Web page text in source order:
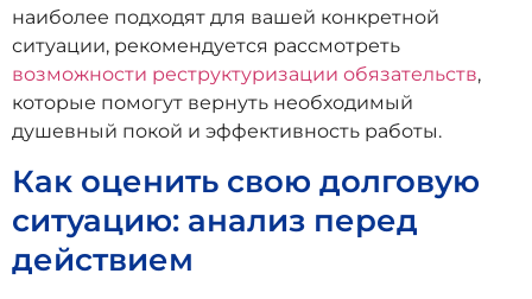
наиболее подходят для вашей конкретной
ситуации, рекомендуется рассмотреть
возможности реструктуризации обязательств,
которые помогут вернуть необходимый
душевный покой и эффективность работы.
Как оценить свою долговую
ситуацию: анализ перед
действием